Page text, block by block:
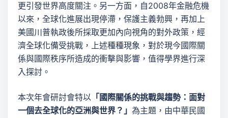
更引發世界高度關注。另一方面，自2008年金融危機
以來，全球化進展出現停滯，保護主義勃興，再加上
美國川普執政後所採取更加內向視角的對外政策，經
濟全球化備受挑戰，上述種種現象，對於現今國際關
係與國際秩序所造成的衝擊與影響，值得學界進行深
入探討。
本次年會研討會特以 「國際關係的挑戰與趨勢：面對
一個去全球化的亞洲與世界？」 為主題，由中華民國